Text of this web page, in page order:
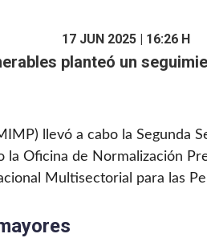
17 JUN 2025 | 16:26 H
planteó un
llevó a cabo la Segunda
Oficina de Normalización
Multisectorial para las